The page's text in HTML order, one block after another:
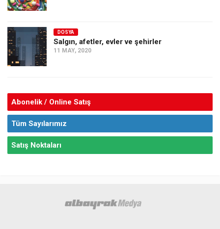
DOSYA
Salgın, afetler, evler ve şehirler
11 MAY, 2020
Abonelik / Online Satış
Tüm Sayılarımız
Satış Noktaları